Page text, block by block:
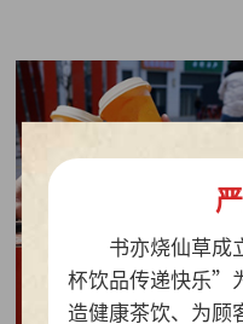
书亦烧仙草
杯饮品传递快乐”
造健康茶饮、为顾